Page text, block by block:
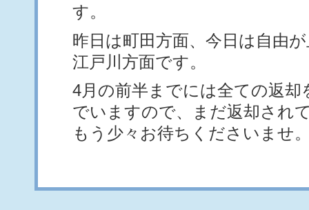
す。
昨日は町田方面、今日は自由
江戸川方面です。
4月の前半までには全ての返
でいますので、まだ返却され
もう少々お待ちくださいませ